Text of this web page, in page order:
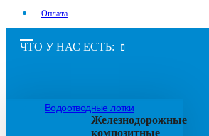
Оплата
ЧТО У НАС ЕСТЬ:
Водоотводные лотки
Железнодорожные
композитные